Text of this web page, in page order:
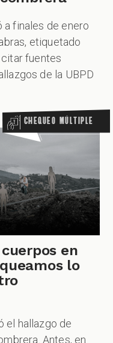
finales de enero
etiquetado
fuentes
de la UBPD
Chequeo Múltiple
en
lo
el hallazgo de
Antes, en